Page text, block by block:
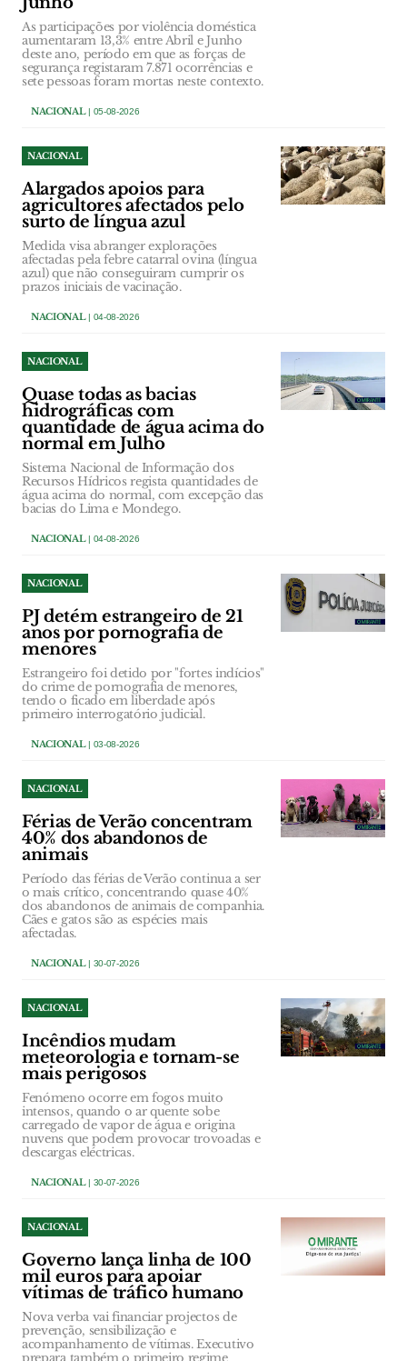
As participações por violência doméstica
aumentaram 13,3% entre Abril e Junho
deste ano, período em que as forças de
segurança registaram 7.871 ocorrências e
sete pessoas foram mortas neste contexto.
NACIONAL| 05-08-2026
NACIONAL
Alargados apoios para
agricultores afectados pelo
surto de língua azul
Medida visa abranger explorações
afectadas pela febre catarral ovina (língua
azul) que não conseguiram cumprir os
prazos iniciais de vacinação.
NACIONAL| 04-08-2026
NACIONAL
Quase todas as bacias
hidrográficas com
quantidade de água acima do
normal em Julho
Sistema Nacional de Informação dos
Recursos Hídricos regista quantidades de
água acima do normal, com excepção das
bacias do Lima e Mondego.
NACIONAL| 04-08-2026
NACIONAL
PJ detém estrangeiro de 21
anos por pornografia de
menores
Estrangeiro foi detido por "fortes indícios"
do crime de pornografia de menores,
tendo o ficado em liberdade após
primeiro interrogatório judicial.
NACIONAL| 03-08-2026
NACIONAL
Férias de Verão concentram
40% dos abandonos de
animais
Período das férias de Verão continua a ser
o mais crítico, concentrando quase 40%
dos abandonos de animais de companhia.
Cães e gatos são as espécies mais
afectadas.
NACIONAL| 30-07-2026
NACIONAL
Incêndios mudam
meteorologia e tornam-se
mais perigosos
Fenómeno ocorre em fogos muito
intensos, quando o ar quente sobe
carregado de vapor de água e origina
nuvens que podem provocar trovoadas e
descargas eléctricas.
NACIONAL| 30-07-2026
NACIONAL
Governo lança linha de 100
mil euros para apoiar
vítimas de tráfico humano
Nova verba vai financiar projectos de
prevenção, sensibilização e
acompanhamento de vítimas. Executivo
prepara também o primeiro regime